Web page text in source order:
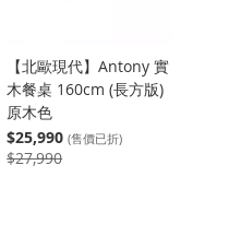
【北歐現代】Antony 實
木餐桌 160cm (長方版)
原木色
$25,990 (售價已折)
$27,990